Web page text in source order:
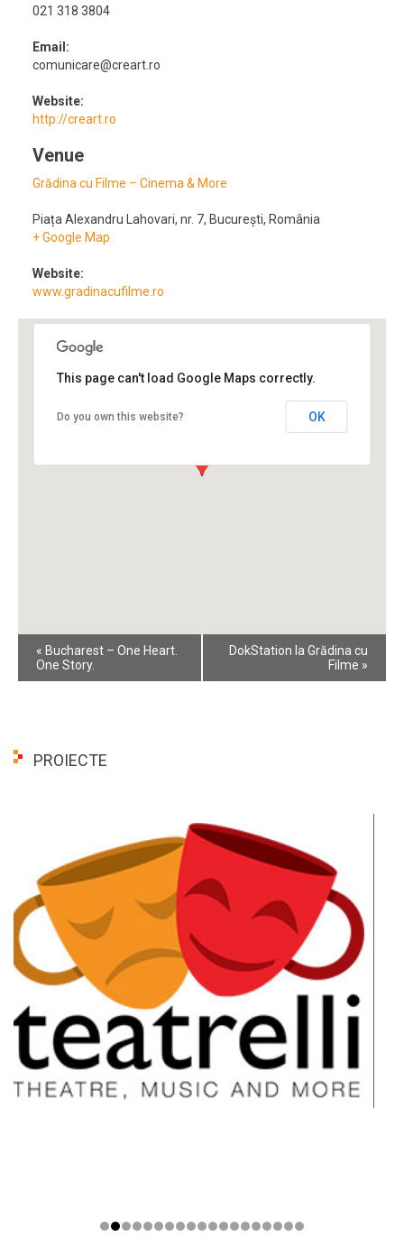
021 318 3804
Email:
comunicare@creart.ro
Website:
http://creart.ro
Venue
Grădina cu Filme – Cinema & More
Piața Alexandru Lahovari, nr. 7, București, România
+ Google Map
Website:
www.gradinacufilme.ro
This page can't load Google Maps correctly.
Do you own this website? OK
Event
Navigation
« Bucharest – One Heart.
One Story.
DokStation la Grădina cu
Filme »
PROIECTE